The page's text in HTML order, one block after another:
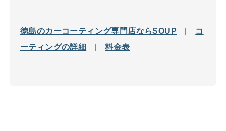
徳島のカーコーティング専門店ならSOUP
コ
ーティングの詳細
|料金表